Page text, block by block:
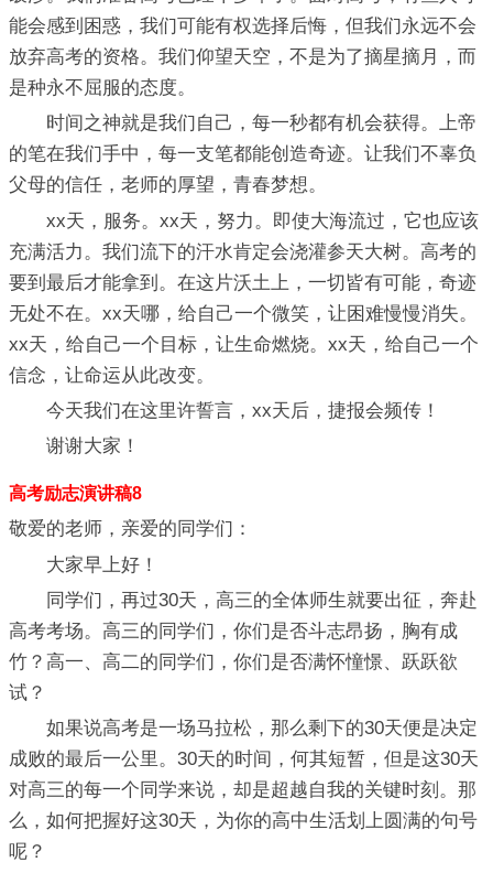
能会感到困惑，我们可能有权选择后悔，但我们永远不会
放弃高考的资格。我们仰望天空，不是为了摘星摘月，而
是种永不屈服的态度。
时间之神就是我们自己，每一秒都有机会获得。上帝
的笔在我们手中，每一支笔都能创造奇迹。让我们不辜负
父母的信任，老师的厚望，青春梦想。
xx天，服务。xx天，努力。即使大海流过，它也应该
充满活力。我们流下的汗水肯定会浇灌参天大树。高考的
要到最后才能拿到。在这片沃土上，一切皆有可能，奇迹
无处不在。xx天哪，给自己一个微笑，让困难慢慢消失。
xx天，给自己一个目标，让生命燃烧。xx天，给自己一个
信念，让命运从此改变。
今天我们在这里许誓言，xx天后，捷报会频传！
谢谢大家！
高考励志演讲稿8
敬爱的老师，亲爱的同学们：
大家早上好！
同学们，再过30天，高三的全体师生就要出征，奔赴
高考考场。高三的同学们，你们是否斗志昂扬，胸有成
竹？高一、高二的同学们，你们是否满怀憧憬、跃跃欲
试？
如果说高考是一场马拉松，那么剩下的30天便是决定
成败的最后一公里。30天的时间，何其短暂，但是这30天
对高三的每一个同学来说，却是超越自我的关键时刻。那
么，如何把握好这30天，为你的高中生活划上圆满的句号
呢？